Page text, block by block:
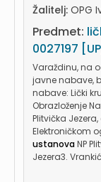
Žalitelj: OPG
Predmet:
0027197
Varaždinu, na
javne nabave,
nabave: Lički
Obrazloženje
Plitvička
Elektroničkom
ustanovaNP
Jezera3.